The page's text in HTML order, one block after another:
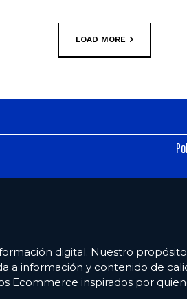
LOAD MORE
digital. Nuestro propósito
a información y contenido de
Ecommerce inspirados por